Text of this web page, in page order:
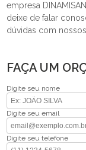
empresa
deixe de falar
dúvidas com
FAÇA UM
Digite seu nome
Digite seu email
Digite seu telefone